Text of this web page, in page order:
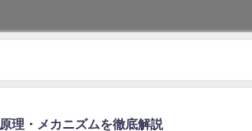
理・メカニズムを徹底解説